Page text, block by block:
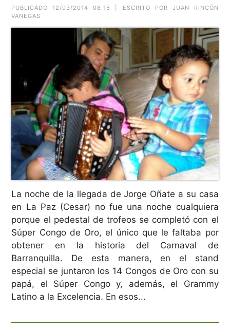
PUBLICADO 12/03/2014 08:15 | ESCRITO POR JUAN RINCÓN
VANEGAS
La noche de la llegada de Jorge Oñate a su casa
en La Paz (Cesar) no fue una noche cualquiera
porque el pedestal de trofeos se completó con el
Súper Congo de Oro, el único que le faltaba por
obtener en la historia del Carnaval de
Barranquilla. De esta manera, en el stand
especial se juntaron los 14 Congos de Oro con su
papá, el Súper Congo y, además, el Grammy
Latino a la Excelencia. En esos...